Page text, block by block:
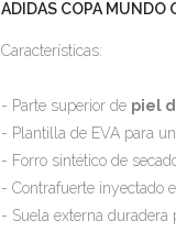
ADIDAS COPA MUNDO
Características:
- Parte superior de piel
- Plantilla de EVA para
- Forro sintético de
- Contrafuerte inyectado
- Suela externa duradera